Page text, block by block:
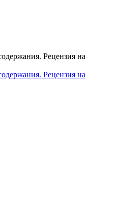
Рецензия на
Рецензия на